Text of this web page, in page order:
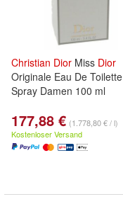
Christian Dior Miss Dior
Originale Eau De Toilette
Spray Damen 100 ml
177,88 € (1.778,80 € / l)
Kostenloser Versand